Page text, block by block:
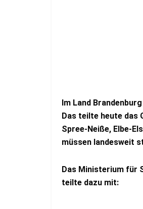
Im Land
Das teilte heute das
Spree-Neiße, Elbe-
müssen landesweit
Das Ministerium für
teilte dazu mit: